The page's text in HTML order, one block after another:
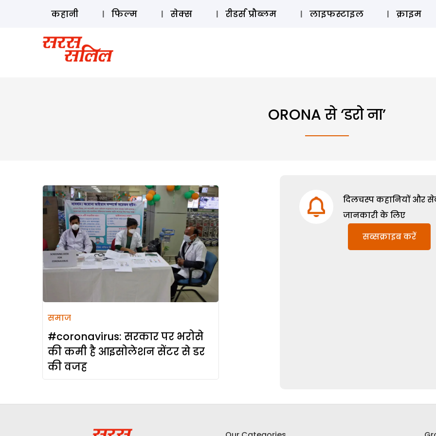
ऑडियो
कहानी फिल्म सेक्स रीडर्स प्रौब्लम लाइफस्टाइल क्राइम
ORONA से ‘डरो ना’
समाज
#coronavirus: सरकार पर भरोसे
की कमी है आइसोलेशन सेंटर से डर
की वजह
दिलचस्प कहानियों और
जानकारी के लिए
सब्सक्राइब करें